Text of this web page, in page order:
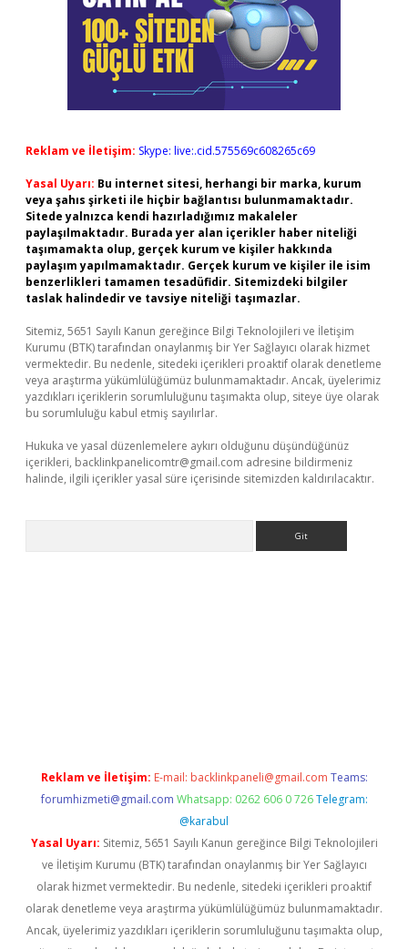
Reklam ve İletişim: Skype: live:.cid.575569c608265c69
Yasal Uyarı: Bu internet sitesi, herhangi bir marka, kurum
veya şahıs şirketi ile hiçbir bağlantısı bulunmamaktadır.
Sitede yalnızca kendi hazırladığımız makaleler
paylaşılmaktadır. Burada yer alan içerikler haber niteliği
taşımamakta olup, gerçek kurum ve kişiler hakkında
paylaşım yapılmamaktadır. Gerçek kurum ve kişiler ile isim
benzerlikleri tamamen tesadüfidir. Sitemizdeki bilgiler
taslak halindedir ve tavsiye niteliği taşımazlar.
Sitemiz, 5651 Sayılı Kanun gereğince Bilgi Teknolojileri ve İletişim
Kurumu (BTK) tarafından onaylanmış bir Yer Sağlayıcı olarak hizmet
vermektedir. Bu nedenle, sitedeki içerikleri proaktif olarak denetleme
veya araştırma yükümlülüğümüz bulunmamaktadır. Ancak, üyelerimiz
yazdıkları içeriklerin sorumluluğunu taşımakta olup, siteye üye olarak
bu sorumluluğu kabul etmiş sayılırlar.
Hukuka ve yasal düzenlemelere aykırı olduğunu düşündüğünüz
içerikleri, backlinkpanelicomtr@gmail.com adresine bildirmeniz
halinde, ilgili içerikler yasal süre içerisinde sitemizden kaldırılacaktır.
Reklam ve İletişim: E-mail: backlinkpaneli@gmail.com Teams:
forumhizmeti@gmail.com Whatsapp: 0262 606 0 726 Telegram:
@karabul
Yasal Uyarı: Sitemiz, 5651 Sayılı Kanun gereğince Bilgi Teknolojileri
ve İletişim Kurumu (BTK) tarafından onaylanmış bir Yer Sağlayıcı
olarak hizmet vermektedir. Bu nedenle, sitedeki içerikleri proaktif
olarak denetleme veya araştırma yükümlülüğümüz bulunmamaktadır.
Ancak, üyelerimiz yazdıkları içeriklerin sorumluluğunu taşımakta olup,